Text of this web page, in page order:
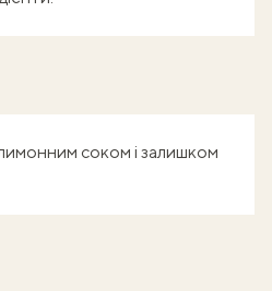
соком і залишком